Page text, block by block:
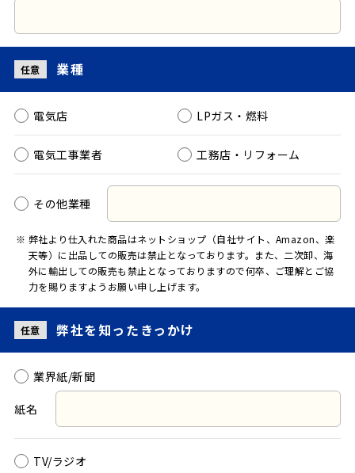
任意 業種
電気店 LPガス・燃料
電気工事業者 工務店・リフォーム
その他業種
弊社より仕入れた商品はネットショップ（自社サイト、Amazon、楽
天等）に出品しての販売は禁止となっております。また、二次卸、海
外に輸出しての販売も禁止となっておりますので何卒、ご理解とご協
力を賜りますようお願い申し上げます。
任意 弊社を知った きっかけ
業界紙/新聞
紙名
TV/ラジオ